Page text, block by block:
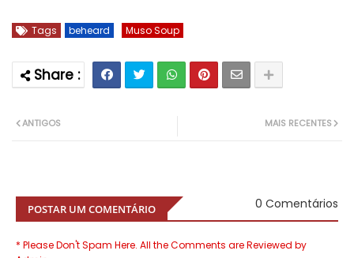
Tags beheard Muso Soup
MAIS RECENTES
ANTIGOS
POSTAR UM COMENTÁRIO 0 Comentários
* Please Don't Spam Here. All the Comments are Reviewed by